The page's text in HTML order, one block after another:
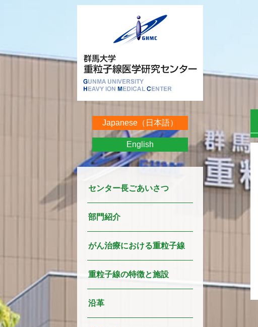
Japanese（日本語）
English
センター長ごあいさつ
部門紹介
がん治療における重粒子線
重粒子線の特徴と施設
沿革